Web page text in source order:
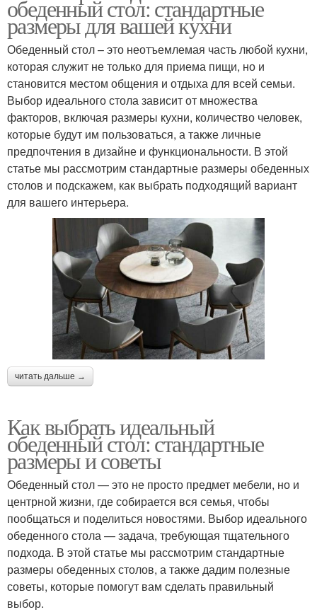
обеденный стол: стандартные
размеры для вашей кухни
Обеденный стол – это неотъемлемая часть любой кухни,
которая служит не только для приема пищи, но и
становится местом общения и отдыха для всей семьи.
Выбор идеального стола зависит от множества
факторов, включая размеры кухни, количество человек,
которые будут им пользоваться, а также личные
предпочтения в дизайне и функциональности. В этой
статье мы рассмотрим стандартные размеры обеденных
столов и подскажем, как выбрать подходящий вариант
для вашего интерьера.
читать дальше →
Как выбрать идеальный
обеденный стол: стандартные
размеры и советы
Обеденный стол — это не просто предмет мебели, но и
центрной жизни, где собирается вся семья, чтобы
пообщаться и поделиться новостями. Выбор идеального
обеденного стола — задача, требующая тщательного
подхода. В этой статье мы рассмотрим стандартные
размеры обеденных столов, а также дадим полезные
советы, которые помогут вам сделать правильный
выбор.